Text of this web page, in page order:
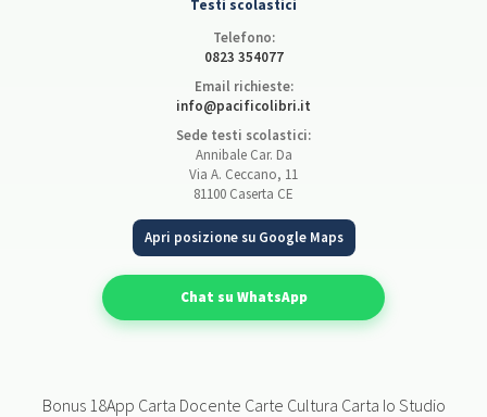
Testi scolastici
Telefono:
0823 354077
Email richieste:
info@pacificolibri.it
Sede testi scolastici:
Annibale Car. Da
Via A. Ceccano, 11
81100 Caserta CE
Apri posizione su Google Maps
Chat su WhatsApp
Bonus 18App Carta Docente Carte Cultura Carta Io Studio